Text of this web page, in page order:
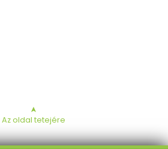
➤
Az oldal tetejére